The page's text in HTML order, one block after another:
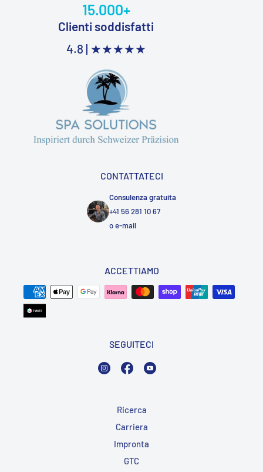
15.000+
Clienti soddisfatti
4.8 | ★★★★★
CONTATTATECI
Consulenza gratuita
+41 56 281 10 67
oe-mail
ACCETTIAMO
SEGUITECI
InstagramFacebook
Ricerca
Carriera
Impronta
GTC